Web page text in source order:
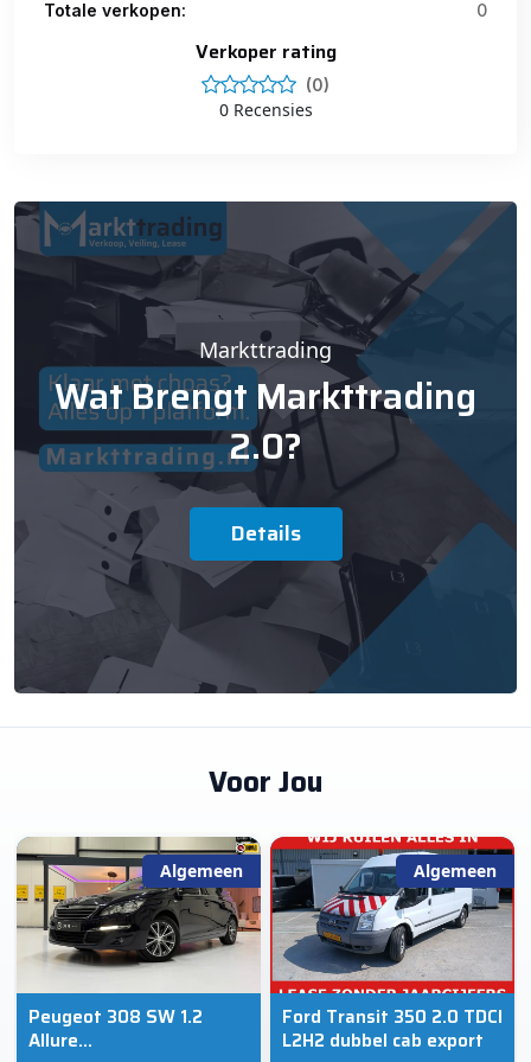
Totale verkopen: 0
Verkoper rating
(0)
0 Recensies
Markttrading
Wat Brengt Markttrading
2.0?
Details
Voor Jou
Algemeen
Peugeot 308 SW 1.2
Allure
Algemeen
Ford Transit 350 2.0 TDCI
L2H2 dubbel cab export